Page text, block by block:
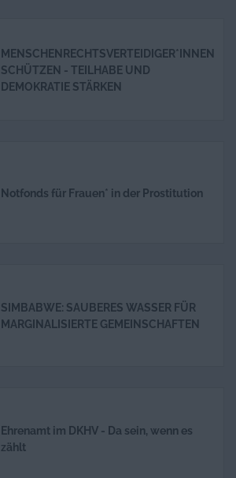
MENSCHENRECHTSVERTEIDIGER*INNEN
SCHÜTZEN - TEILHABE UND
DEMOKRATIE STÄRKEN
Notfonds für Frauen* in der Prostitution
SIMBABWE: SAUBERES WASSER FÜR
MARGINALISIERTE GEMEINSCHAFTEN
Ehrenamt im DKHV - Da sein, wenn es
zählt